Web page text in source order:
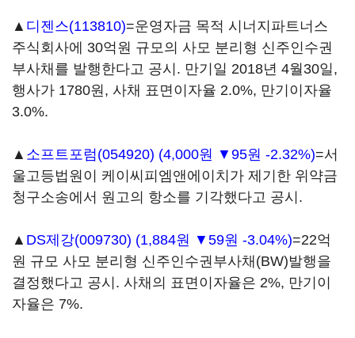
▲ 디젠스(113810)=운영자금 목적 시너지파트너스
주식회사에 30억원 규모의 사모 분리형 신주인수권
부사채를 발행한다고 공시. 만기일 2018년 4월30일,
행사가 1780원, 사채 표면이자율 2.0%, 만기이자율
3.0%.
▲ 소프트포럼(054920) (4,000원 ▼95원 -2.32%)=서
울고등법원이 케이씨피엠앤에이치가 제기한 위약금
청구소송에서 원고의 항소를 기각했다고 공시.
▲ DS제강(009730) (1,884원 ▼59원 -3.04%)=22억
원 규모 사모 분리형 신주인수권부사채(BW)발행을
결정했다고 공시. 사채의 표면이자율은 2%, 만기이
자율은 7%.